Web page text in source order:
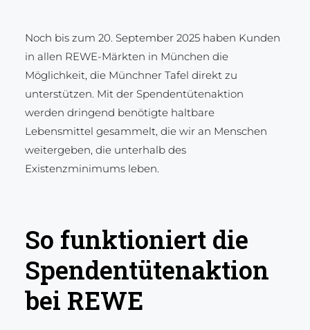
Noch bis zum 20. September 2025 haben Kunden
in allen REWE-Märkten in München die
Möglichkeit, die Münchner Tafel direkt zu
unterstützen. Mit der Spendentütenaktion
werden dringend benötigte haltbare
Lebensmittel gesammelt, die wir an Menschen
weitergeben, die unterhalb des
Existenzminimums leben.
So funktioniert die
Spendentütenaktion
bei REWE